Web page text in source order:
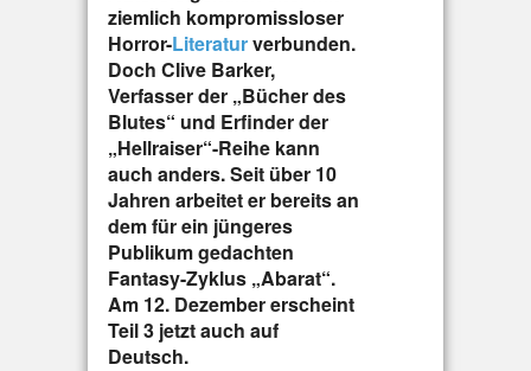
ziemlich kompromissloser
Horror-Literaturverbunden.
Doch Clive Barker,
Verfasser der „Bücher des
Blutes“ und Erfinder der
„Hellraiser“-Reihe kann
auch anders. Seit über 10
Jahren arbeitet er bereits an
dem für ein jüngeres
Publikum gedachten
Fantasy-Zyklus „Abarat“.
Am 12. Dezember erscheint
Teil 3 jetzt auch auf
Deutsch.